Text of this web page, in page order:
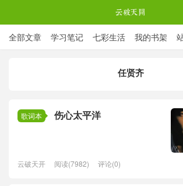
全部文章 学习笔记 七彩生活 我的书架
任贤齐
歌词本 伤心太平洋
云破天开 阅读(7982) 评论(0)